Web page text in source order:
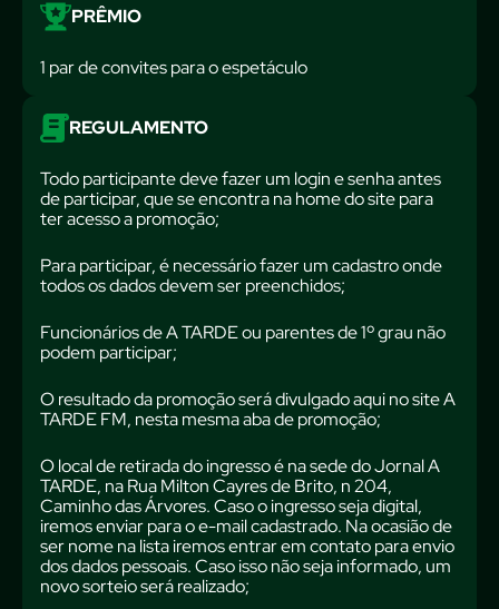
PRÊMIO
1 par de convites para o espetáculo
REGULAMENTO
Todo participante deve fazer um login e senha antes
de participar, que se encontra na home do site para
ter acesso a promoção;
Para participar, é necessário fazer um cadastro onde
todos os dados devem ser preenchidos;
Funcionários de A TARDE ou parentes de 1º grau não
podem participar;
O resultado da promoção será divulgado aqui no site A
TARDE FM, nesta mesma aba de promoção;
O local de retirada do ingresso é na sede do Jornal A
TARDE, na Rua Milton Cayres de Brito, n 204,
Caminho das Árvores. Caso o ingresso seja digital,
iremos enviar para o e-mail cadastrado. Na ocasião de
ser nome na lista iremos entrar em contato para envio
dos dados pessoais. Caso isso não seja informado, um
novo sorteio será realizado;